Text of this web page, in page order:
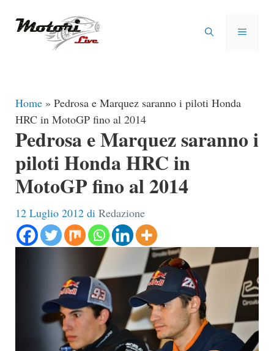
MENU
Home » Pedrosa e Marquez saranno i piloti Honda
HRC in MotoGP fino al 2014
Pedrosa e Marquez saranno i
piloti Honda HRC in
MotoGP fino al 2014
12 Luglio 2012 di Redazione